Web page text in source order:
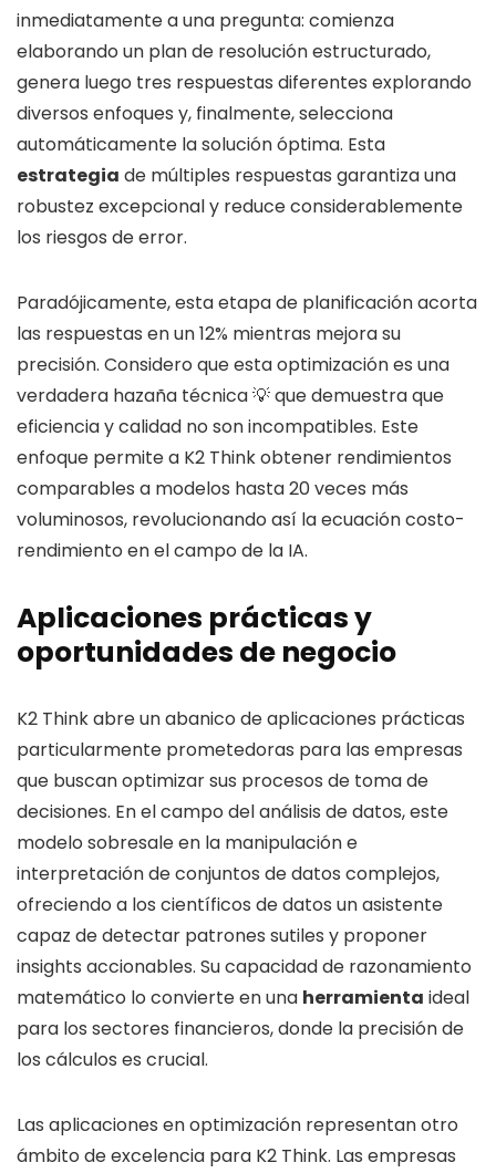
inmediatamente a una pregunta: comienza
elaborando un plan de resolución estructurado,
genera luego tres respuestas diferentes explorando
diversos enfoques y, finalmente, selecciona
automáticamente la solución óptima. Esta
estrategia de múltiples respuestas garantiza una
robustez excepcional y reduce considerablemente
los riesgos de error.
Paradójicamente, esta etapa de planificación acorta
las respuestas en un 12% mientras mejora su
precisión. Considero que esta optimización es una
verdadera hazaña técnica 💡 que demuestra que
eficiencia y calidad no son incompatibles. Este
enfoque permite a K2 Think obtener rendimientos
comparables a modelos hasta 20 veces más
voluminosos, revolucionando así la ecuación costo-
rendimiento en el campo de la IA.
Aplicaciones prácticas y
oportunidades de negocio
K2 Think abre un abanico de aplicaciones prácticas
particularmente prometedoras para las empresas
que buscan optimizar sus procesos de toma de
decisiones. En el campo del análisis de datos, este
modelo sobresale en la manipulación e
interpretación de conjuntos de datos complejos,
ofreciendo a los científicos de datos un asistente
capaz de detectar patrones sutiles y proponer
insights accionables. Su capacidad de razonamiento
matemático lo convierte en una herramienta ideal
para los sectores financieros, donde la precisión de
los cálculos es crucial.
Las aplicaciones en optimización representan otro
ámbito de excelencia para K2 Think. Las empresas